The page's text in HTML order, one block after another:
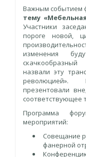
Важным событием
тему
Участники
пороге новой,
изменения
назвали эту
революцией».
презентовали
соответствующее
Программа
мероприятий:
Совещание
фанерной